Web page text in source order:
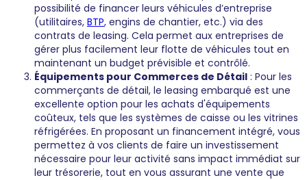
possibilité de financer leurs véhicules d’entreprise
(utilitaires, BTP, engins de chantier, etc.) via des
contrats de leasing. Cela permet aux entreprises de
gérer plus facilement leur flotte de véhicules tout en
maintenant un budget prévisible et contrôlé.
Équipements pour Commerces de Détail : Pour les
commerçants de détail, le leasing embarqué est une
excellente option pour les achats d'équipements
coûteux, tels que les systèmes de caisse ou les vitrines
réfrigérées. En proposant un financement intégré, vous
permettez à vos clients de faire un investissement
nécessaire pour leur activité sans impact immédiat sur
leur trésorerie, tout en vous assurant une vente que